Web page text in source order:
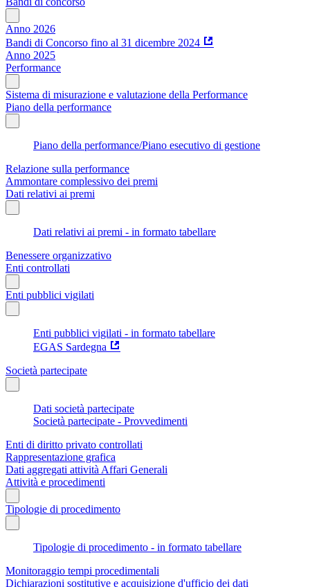
Anno 2026
Bandi di Concorso fino al 31 dicembre 2024
Anno 2025
Performance
Sistema di misurazione e valutazione della Performance
Piano della performance
Piano della performance/Piano esecutivo di gestione
Relazione sulla performance
Ammontare complessivo dei premi
Dati relativi ai premi
Dati relativi ai premi - in formato tabellare
Benessere organizzativo
Enti controllati
Enti pubblici vigilati
Enti pubblici vigilati - in formato tabellare
EGAS Sardegna
Società partecipate
Dati società partecipate
Società partecipate - Provvedimenti
Enti di diritto privato controllati
Rappresentazione grafica
Dati aggregati attività Affari Generali
Attività e procedimenti
Tipologie di procedimento
Tipologie di procedimento - in formato tabellare
Monitoraggio tempi procedimentali
Dichiarazioni sostitutive e acquisizione d'ufficio dei dati